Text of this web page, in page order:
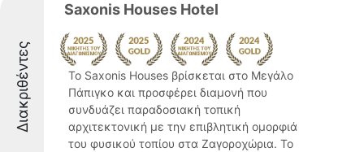
Διακριθέντες
Saxonis Houses Hotel
Το Saxonis Houses βρίσκεται στο Μεγάλο
Πάπιγκο και προσφέρει διαμονή που
συνδυάζει παραδοσιακή τοπική
αρχιτεκτονική με την επιβλητική ομορφιά
του φυσικού τοπίου στα Ζαγοροχώρια. Το